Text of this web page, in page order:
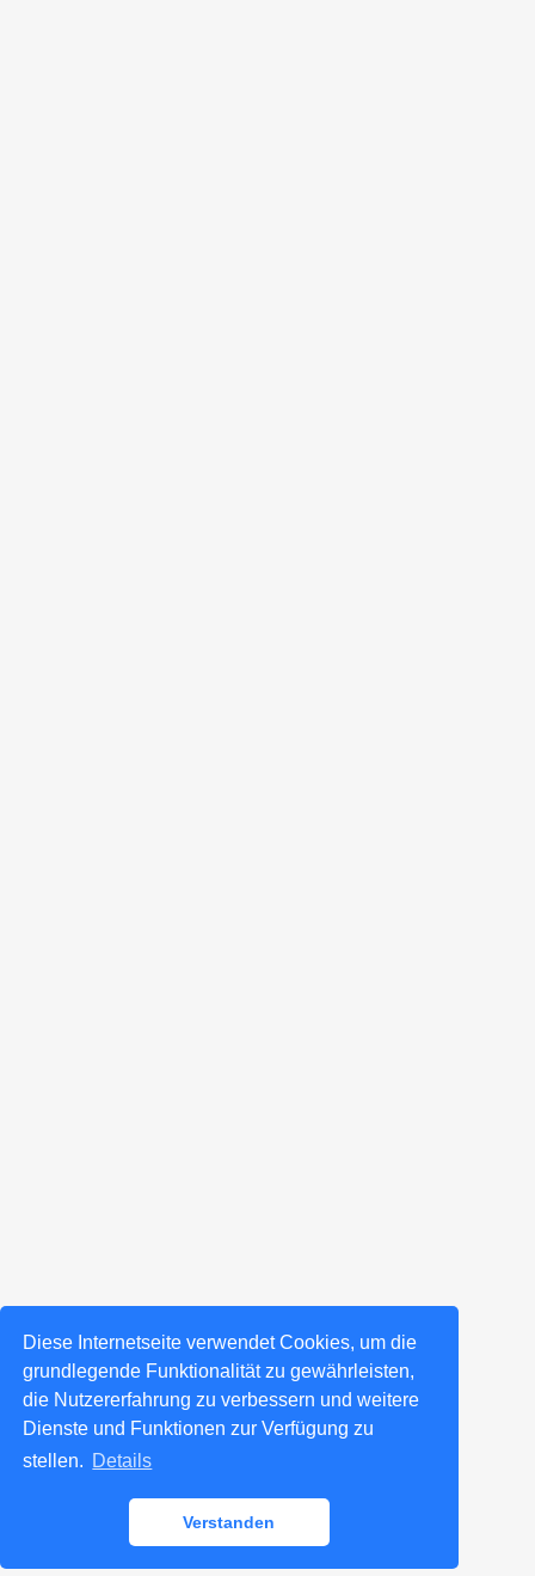
Diese Internetseite verwendet Cookies, um die
grundlegende Funktionalität zu gewährleisten,
die Nutzererfahrung zu verbessern und weitere
Dienste und Funktionen zur Verfügung zu
stellen. Details
Verstanden